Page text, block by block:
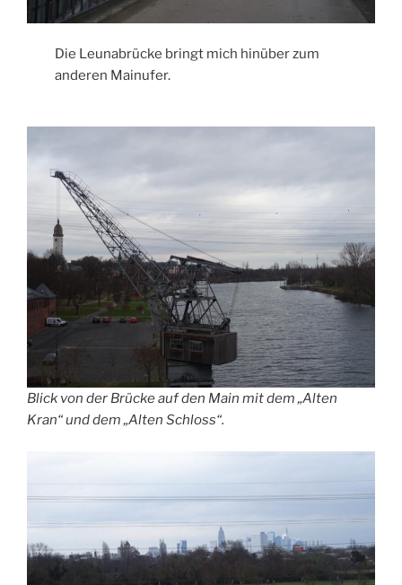
Die Leunabrücke bringt mich hinüber zum
anderen Mainufer.
Blick von der Brücke auf den Main mit dem „Alten
Kran“ und dem „Alten Schloss“.